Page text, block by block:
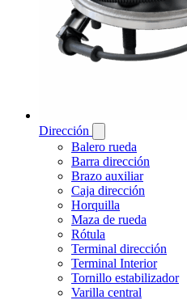
Dirección
Balero rueda
Barra dirección
Brazo auxiliar
Caja dirección
Horquilla
Maza de rueda
Rótula
Terminal dirección
Terminal Interior
Tornillo estabilizador
Varilla central